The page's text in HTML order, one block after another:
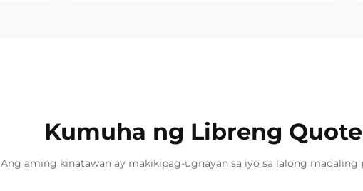
Kumuha ng Libreng Quote
Ang aming kinatawan ay makikipag-ugnayan sa iyo sa lalong madaling